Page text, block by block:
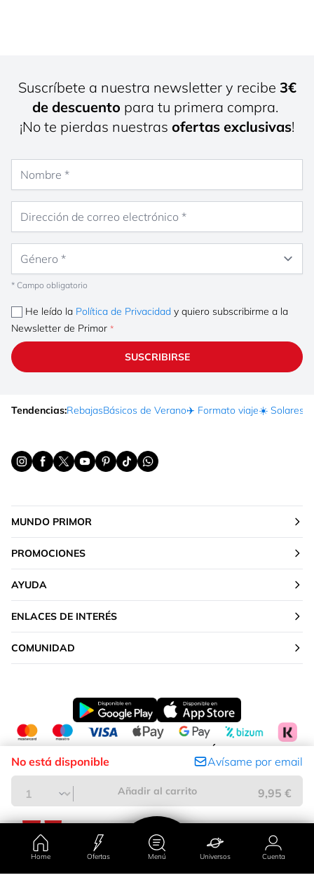
Home Ofertas Menú Universos Cuenta
No está disponible Avísame por email
Añadir al carrito 9,95 €
Suscríbete a nuestra newsletter y recibe 3€
de descuento para tu primera compra.
¡No te pierdas nuestras ofertas exclusivas!
* Campo obligatorio
He leído la Política de Privacidad y quiero subscribirme a la
Newsletter de Primor
SUSCRIBIRSE
Tendencias:RebajasBásicos de Verano✈️ Formato viaje☀️ Solares
MUNDO PRIMOR
PROMOCIONES
AYUDA
ENLACES DE INTERÉS
COMUNIDAD
CAMBIAR TU UBICACIÓN
Península y Baleares